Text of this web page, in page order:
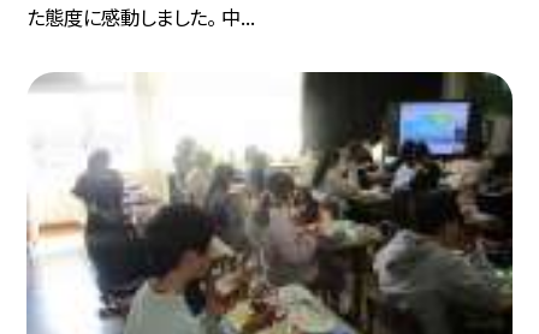
た態度に感動しました。 中...